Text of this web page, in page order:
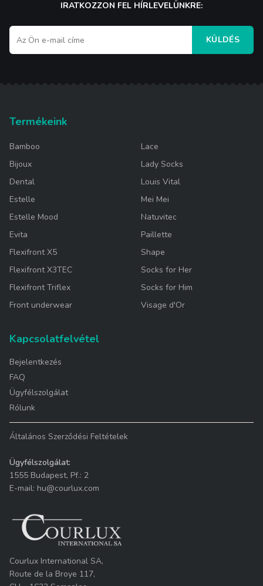
IRATKOZZON FEL HÍRLEVELÜNKRE:
KÜLDÉS
Termékeink
Bamboo
Bijoux
Dental
Estelle
Estelle Mood
Evita
Flexifront X5
Flexifront X3TEC
Flexifront Triflex
Front underwear
Lace
Lady Socks
Louis Vital
Mei Mei
Natuvitec
Paillette
Shape
Socks for Her
Socks for Him
Visage d'Or
Kapcsolatfelvétel
Bejelentkezés
FAQ
Ügyfélszolgálat
Rólunk
Általános Szerződési Feltételek
Ügyfélszolgálat:
1555 Budapest, Pf.: 2
E-mail: hu@courlux.com
Courlux International SA,
Route de la Broye 117,